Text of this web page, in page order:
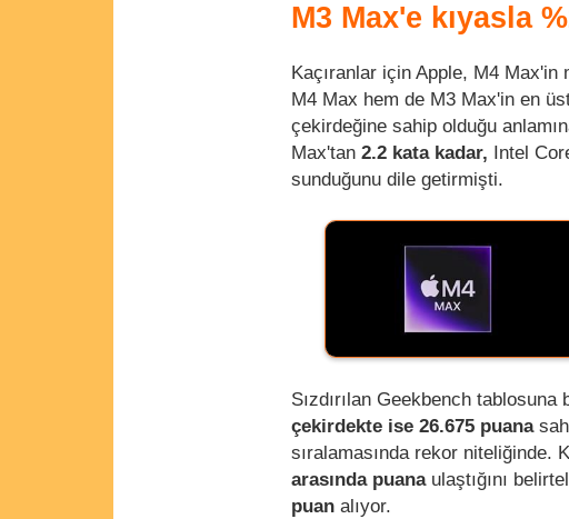
M3 Max'e kıyasla
Kaçıranlar için Apple, M4 Max'in
M4 Max hem de M3 Max'in en
çekirdeğine sahip olduğu
Max'tan 2.2 kata kadar, Intel
sunduğunu dile getirmişti.
Sızdırılan Geekbench tablosuna
çekirdekte ise 26.675 puana
sıralamasında rekor niteliğinde.
arasında puanaulaştığını
puan alıyor.